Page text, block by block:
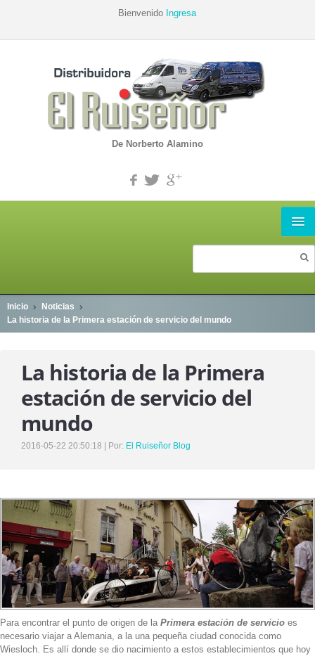
Bienvenido Ingresa
De Norberto Alamino
SERVICIOS
DESTINO ENCOMIENDAS
ASISTENCIA EN RUTA
NUESTROS VIAJES
NOSOTROS
HISTORIA , MISIÓN Y VISIÓN
NUESTRO EQUIPO DE TRABAJO
CONTACTO
Inicio
Noticias
La historia de la Primera estación de servicio del mundo
La historia de la Primera
estación de servicio del
mundo
2016-05-22 20:50:18 | Por: El Ruiseñor Blog
Para encontrar el punto de origen de la Primera estación de servicio es
necesario viajar a Alemania, a la una pequeña ciudad conocida como
Wiesloch. Es allí donde se dio nacimiento a estos establecimientos que hoy